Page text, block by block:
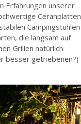
Erfahrungen unserer
Ceranplatten
Campingstühlen
die langsam auf
Grillen natürlich
besser getriebenen?)